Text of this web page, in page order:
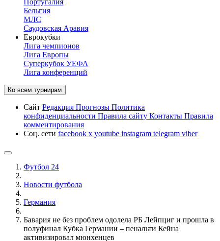
Португалия
Бельгия
МЛС
Саудовская Аравия
Еврокубки
Лига чемпионов
Лига Европы
Суперкубок УЕФА
Лига конференций
Ко всем турнирам
Сайт Редакция Прогнозы Политика
конфиденциальности Правила сайту Контакты Правила
комментирования
Соц. сети facebook x youtube instagram telegram viber
Футбол 24
Новости футбола
Германия
Бавария не без проблем одолела РБ Лейпциг и прошла в
полуфинал Кубка Германии – пенальти Кейна
активизировал мюнхенцев